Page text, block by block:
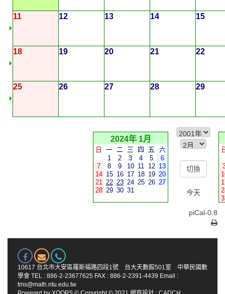
11 12 13 14 15
18 19 20 21 22
25 26 27 28 29
2024年 1月
日 一 二 三 四 五
六
1
2 3 4 5
6
7
8 9 10 11 12 13
14 15 16 17 18 19 20
21 22 23 24 25 26 27
28 29 30 31 今天
piCal-0.8
10617 台北市大安區羅斯福路四段1號 台大天數館501室 中華民國數
學會 TEL : 886-2-23677625 FAX : 886-2-2391-4439 Email :
tms@math.ntu.edu.tw